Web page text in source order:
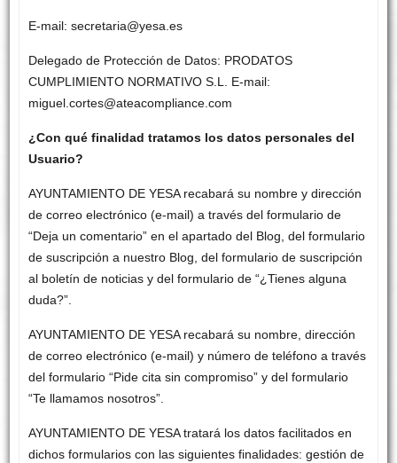
E-mail: secretaria@yesa.es
Delegado de Protección de Datos: PRODATOS
CUMPLIMIENTO NORMATIVO S.L. E-mail:
miguel.cortes@ateacompliance.com
¿Con qué finalidad tratamos los datos personales del
Usuario?
AYUNTAMIENTO DE YESA recabará su nombre y dirección
de correo electrónico (e-mail) a través del formulario de
“Deja un comentario” en el apartado del Blog, del formulario
de suscripción a nuestro Blog, del formulario de suscripción
al boletín de noticias y del formulario de “¿Tienes alguna
duda?”.
AYUNTAMIENTO DE YESA recabará su nombre, dirección
de correo electrónico (e-mail) y número de teléfono a través
del formulario “Pide cita sin compromiso” y del formulario
“Te llamamos nosotros”.
AYUNTAMIENTO DE YESA tratará los datos facilitados en
dichos formularios con las siguientes finalidades: gestión de